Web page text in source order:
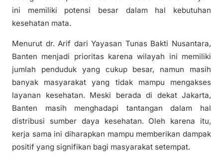
ini memiliki potensi besar dalam hal kebutuhan
kesehatan mata.
Menurut dr. Arif dari Yayasan Tunas Bakti Nusantara,
Banten menjadi prioritas karena wilayah ini memiliki
jumlah penduduk yang cukup besar, namun masih
banyak masyarakat yang tidak mampu mengakses
layanan kesehatan. Meski berada di dekat Jakarta,
Banten masih menghadapi tantangan dalam hal
distribusi sumber daya kesehatan. Oleh karena itu,
kerja sama ini diharapkan mampu memberikan dampak
positif yang signifikan bagi masyarakat setempat.